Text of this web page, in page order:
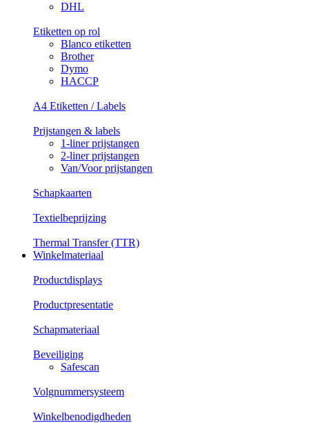
DHL
Etiketten op rol
Blanco etiketten
Brother
Dymo
HACCP
A4 Etiketten / Labels
Prijstangen & labels
1-liner prijstangen
2-liner prijstangen
Van/Voor prijstangen
Schapkaarten
Textielbeprijzing
Thermal Transfer (TTR)
Winkelmateriaal
Productdisplays
Productpresentatie
Schapmateriaal
Beveiliging
Safescan
Volgnummersysteem
Winkelbenodigdheden